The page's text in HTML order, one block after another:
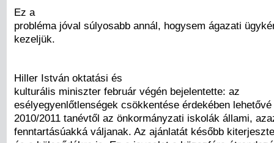
Ez a
probléma jóval súlyosabb annál, hogysem ágazati
kezeljük.
Hiller István oktatási és
kulturális miniszter február végén bejelentette: az
esélyegyenlőtlenségek csökkentése érdekében
2010/2011 tanévtől az önkormányzati iskolák állami,
fenntartásúakká váljanak. Az ajánlatát később